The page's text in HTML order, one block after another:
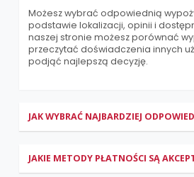
Możesz wybrać odpowiednią
podstawie lokalizacji, opinii i
naszej stronie możesz porównać
przeczytać doświadczenia innych
podjąć najlepszą decyzję.
JAK WYBRAĆ NAJBARDZIEJ
JAKIE METODY PŁATNOŚCI SĄ